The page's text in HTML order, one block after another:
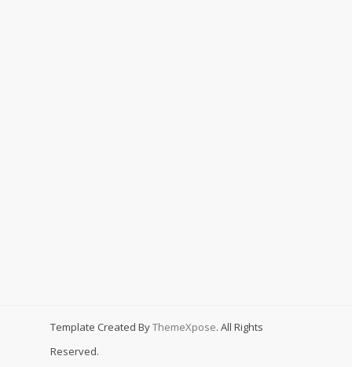
Template Created ByThemeXpose. All Rights
Reserved.